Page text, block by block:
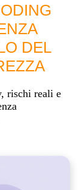
DEL
rischi reali e